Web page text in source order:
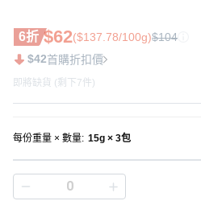
6折 $62($137.78/100g)$104
$42首購折扣價
即將缺貨 (剩下7件)
每份重量 × 數量: 15g × 3包